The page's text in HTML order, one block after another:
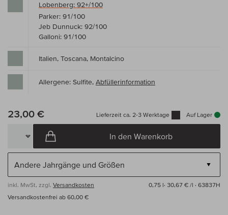
Lobenberg: 92+/100
Parker: 91/100
Jeb Dunnuck: 92/100
Galloni: 91/100
Italien, Toscana, Montalcino
Allergene: Sulfite, Abfüllerinformation
23,00 € Lieferzeit ca. 2-3 Werktage Auf Lager
In den Warenkorb
inkl. MwSt, zzgl. Versandkosten 0,75 l· 30,67 € /l · 63837H
Versandkostenfrei ab 60,00 €